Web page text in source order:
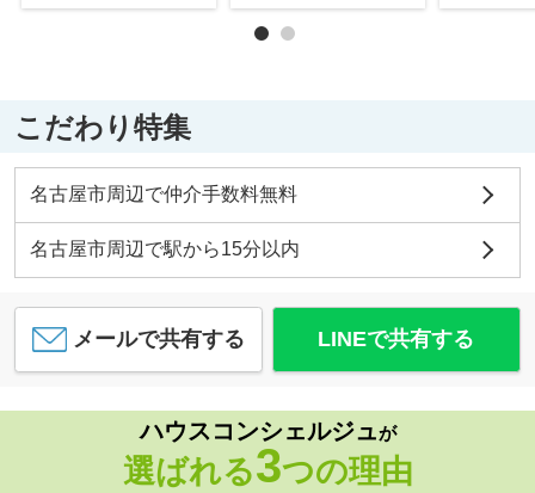
こだわり特集
名古屋市周辺で仲介手数料無料
名古屋市周辺で駅から15分以内
メールで共有する LINEで共有する
ハウスコンシェルジュが
選ばれる3つの理由